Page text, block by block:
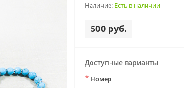
Наличие: Есть в наличии
500 руб.
Доступные варианты
* Номер